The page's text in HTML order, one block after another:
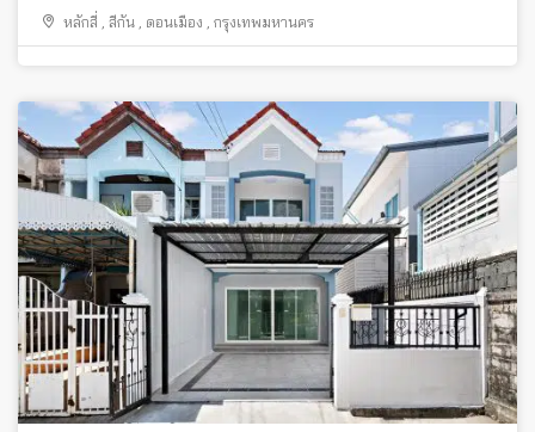
หลักสี่ สีกัน ดอนเมือง กรุงเทพมหานคร